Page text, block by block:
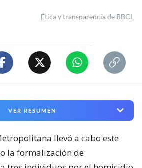
Ética y transparencia de BBCL
VER RESUMEN
llevó a cabo este
la formalización de